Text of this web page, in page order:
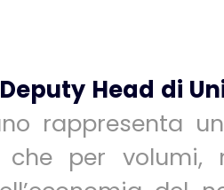
Head di
rappresenta
per volumi,